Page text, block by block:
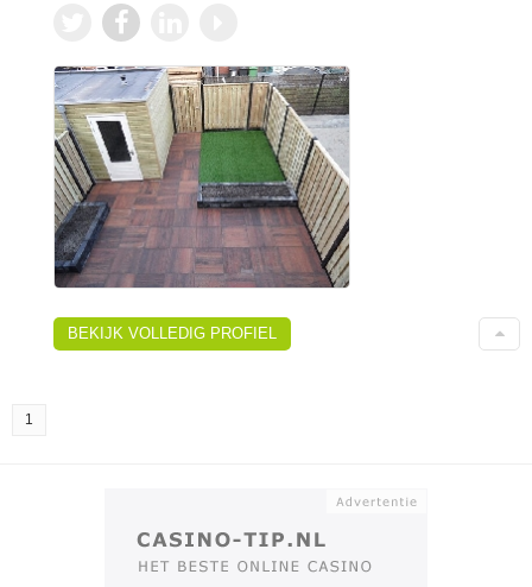
BEKIJK VOLLEDIG PROFIEL
1